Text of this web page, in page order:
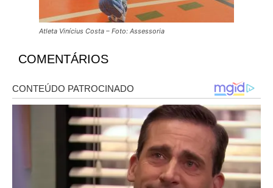
Atleta Vinícius Costa – Foto: Assessoria
COMENTÁRIOS